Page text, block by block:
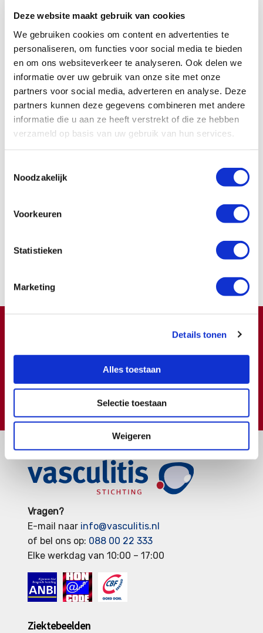
Deze website maakt gebruik van cookies
We gebruiken cookies om content en advertenties te
personaliseren, om functies voor social media te bieden
en om ons websiteverkeer te analyseren. Ook delen we
informatie over uw gebruik van onze site met onze
partners voor social media, adverteren en analyse. Deze
partners kunnen deze gegevens combineren met andere
informatie die u aan ze heeft verstrekt of die ze hebben
verzameld op basis van uw gebruik van hun services.
Noodzakelijk
Voorkeuren
Statistieken
Marketing
Details tonen
Alles toestaan
Selectie toestaan
Weigeren
plaatselijk behandeld met corticosteroïde-druppels. Ook
bij de ziekte van Behçet worden oogproblemen vaak
behandeld met corticosteroïde-druppels.
Voorconjunctivitis, die gepaard gaat met droge en
branderige ogen, zijn er vele soorten druppels (bijv.
kunsttranen), zalfjes of gels in de handel die deirritatie
kunnen verzachten.
ons kwartaalblad WegenerWijzer van januari 2007.
Samen kunnen we zoveel meer bereiken.
Meer weten over wat we met uw extra gift doen?
Doneer
Vragen?
E-mail naar info@vasculitis.nl
of bel ons op: 088 00 22 333
Elke werkdag van 10:00 – 17:00
Ziektebeelden